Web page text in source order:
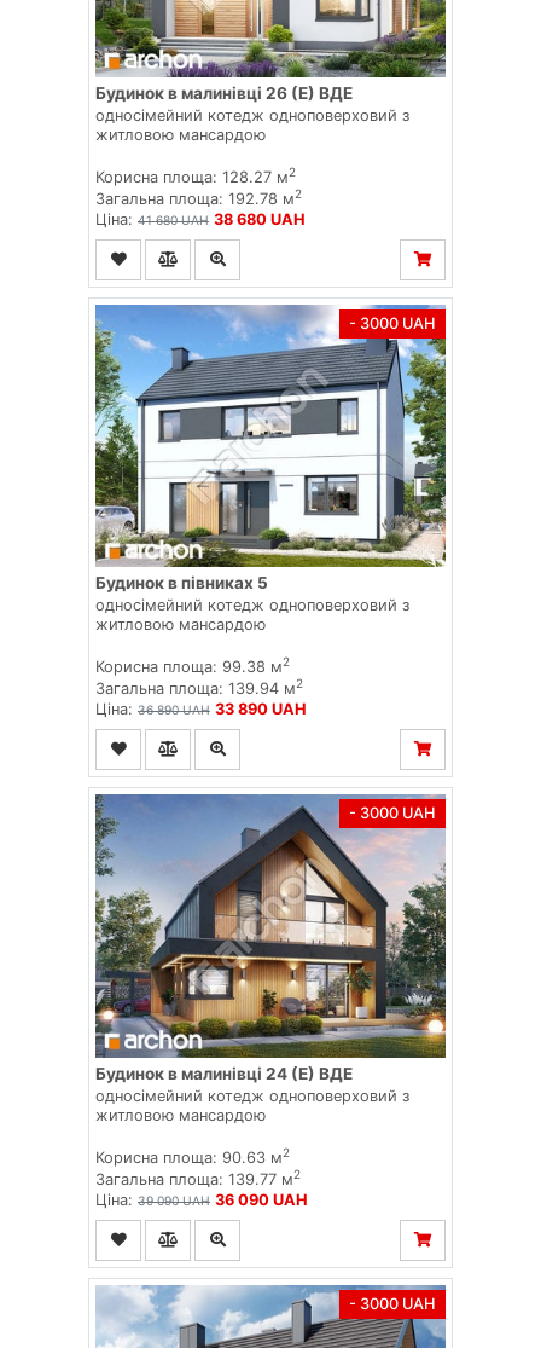
Будинок в малинівці 26 (Е) ВДЕ
односімейний котедж одноповерховий з
житловою мансардою
Корисна площа: 128.27 м2
Загальна площа: 192.78 м2
Ціна: 41 680 UAH 38 680 UAH
- 3000 UAH
Будинок в півниках 5
односімейний котедж одноповерховий з
житловою мансардою
Корисна площа: 99.38 м2
Загальна площа: 139.94 м2
Ціна: 36 890 UAH 33 890 UAH
- 3000 UAH
Будинок в малинівці 24 (Е) ВДЕ
односімейний котедж одноповерховий з
житловою мансардою
Корисна площа: 90.63 м2
Загальна площа: 139.77 м2
Ціна: 39 090 UAH 36 090 UAH
- 3000 UAH